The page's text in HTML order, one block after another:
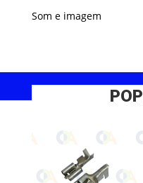
Som e imagem